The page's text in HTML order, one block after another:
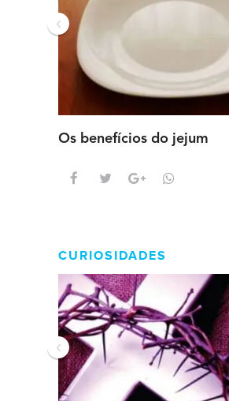
Os benefícios do jejum
‹
CURIOSIDADES
‹